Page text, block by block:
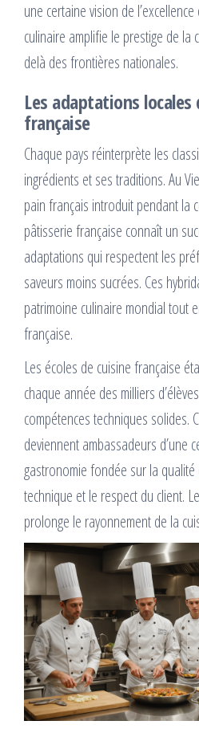
une certaine vision de
culinaire amplifie le prestige de la
delà des frontières nationales.
Les adaptations
française
Chaque pays réinterprète les
ingrédients et ses traditions. Au
pain français introduit pendant la
pâtisserie française connaît un
adaptations qui respectent les
saveurs moins sucrées. Ces
patrimoine culinaire mondial tout
française.
Les écoles de cuisine française
chaque année des milliers
compétences techniques solides.
deviennent ambassadeurs d’une
gastronomie fondée sur la
technique et le respect du client.
prolonge le rayonnement de la